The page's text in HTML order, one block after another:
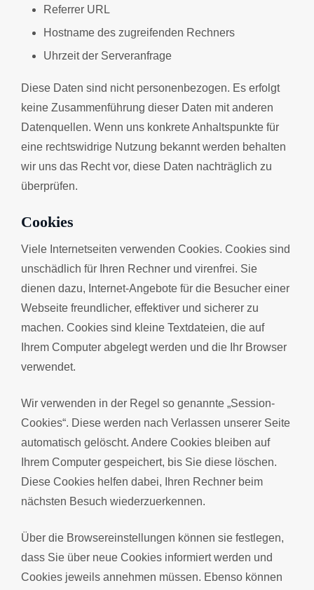
Referrer URL
Hostname des zugreifenden Rechners
Uhrzeit der Serveranfrage
Diese Daten sind nicht personenbezogen. Es erfolgt
keine Zusammenführung dieser Daten mit anderen
Datenquellen. Wenn uns konkrete Anhaltspunkte für
eine rechtswidrige Nutzung bekannt werden behalten
wir uns das Recht vor, diese Daten nachträglich zu
überprüfen.
Cookies
Viele Internetseiten verwenden Cookies. Cookies sind
unschädlich für Ihren Rechner und virenfrei. Sie
dienen dazu, Internet-Angebote für die Besucher einer
Webseite freundlicher, effektiver und sicherer zu
machen. Cookies sind kleine Textdateien, die auf
Ihrem Computer abgelegt werden und die Ihr Browser
verwendet.
Wir verwenden in der Regel so genannte „Session-
Cookies“. Diese werden nach Verlassen unserer Seite
automatisch gelöscht. Andere Cookies bleiben auf
Ihrem Computer gespeichert, bis Sie diese löschen.
Diese Cookies helfen dabei, Ihren Rechner beim
nächsten Besuch wiederzuerkennen.
Über die Browsereinstellungen können sie festlegen,
dass Sie über neue Cookies informiert werden und
Cookies jeweils annehmen müssen. Ebenso können